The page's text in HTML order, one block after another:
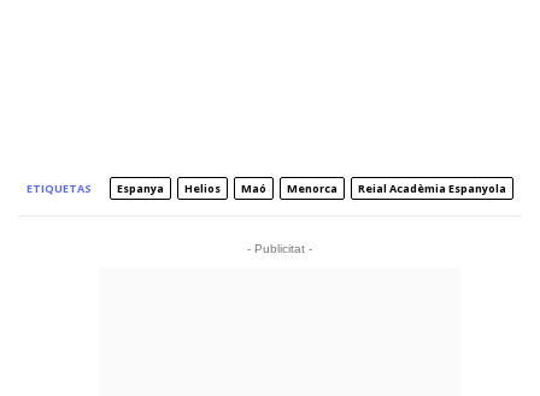
ETIQUETAS Espanya Helios Maó Menorca Reial Acadèmia Espanyola
- Publicitat -